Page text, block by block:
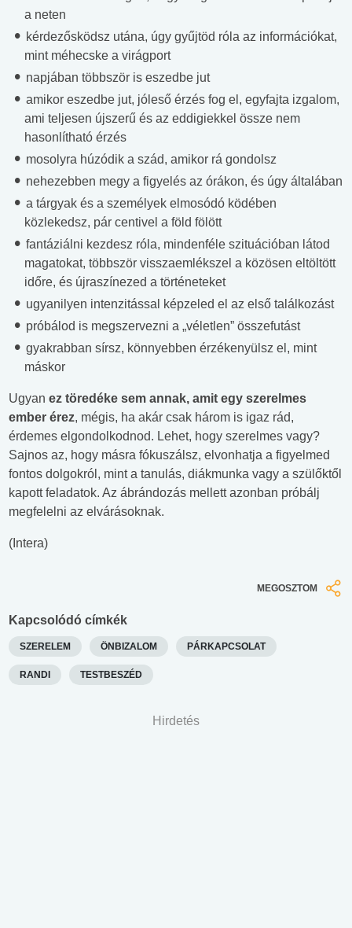
a neten
kérdezősködsz utána, úgy gyűjtöd róla az információkat,
mint méhecske a virágport
napjában többször is eszedbe jut
amikor eszedbe jut, jóleső érzés fog el, egyfajta izgalom,
ami teljesen újszerű és az eddigiekkel össze nem
hasonlítható érzés
mosolyra húzódik a szád, amikor rá gondolsz
nehezebben megy a figyelés az órákon, és úgy általában
a tárgyak és a személyek elmosódó ködében
közlekedsz, pár centivel a föld fölött
fantáziálni kezdesz róla, mindenféle szituációban látod
magatokat, többször visszaemlékszel a közösen eltöltött
időre, és újraszínezed a történeteket
ugyanilyen intenzitással képzeled el az első találkozást
próbálod is megszervezni a „véletlen” összefutást
gyakrabban sírsz, könnyebben érzékenyülsz el, mint
máskor
Ugyan ez töredéke sem annak, amit egy szerelmes
ember érez, mégis, ha akár csak három is igaz rád,
érdemes elgondolkodnod. Lehet, hogy szerelmes vagy?
Sajnos az, hogy másra fókuszálsz, elvonhatja a figyelmed
fontos dolgokról, mint a tanulás, diákmunka vagy a szülőktől
kapott feladatok. Az ábrándozás mellett azonban próbálj
megfelelni az elvárásoknak.
(Intera)
MEGOSZTOM
Kapcsolódó címkék
SZERELEM ÖNBIZALOM PÁRKAPCSOLAT
RANDI TESTBESZÉD
Hirdetés